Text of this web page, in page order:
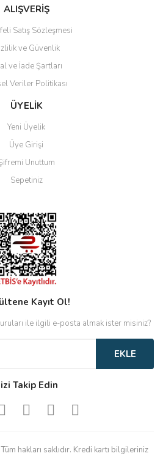
Gönder
ALIŞVERİŞ
Satış Sözleşmesi
ve Güvenlik
ve İade Şartları
Veriler Politikası
ÜYELİK
Yeni Üyelik
Üye Girişi
Unuttum
Sepetiniz
Kayıt Ol!
ile ilgili e-posta almak ister misiniz?
EKLE
Takip Edin
hakları saklıdır. Kredi kartı bilgileriniz